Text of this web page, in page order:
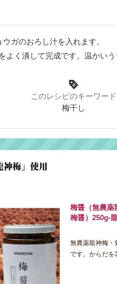
ガのおろし汁を入れます。
よく潰して完成です。温かいう
このレシピのキーワード
梅干し
梅醤（無農薬
梅醤）250g-
無農薬龍神梅・
です。からだを